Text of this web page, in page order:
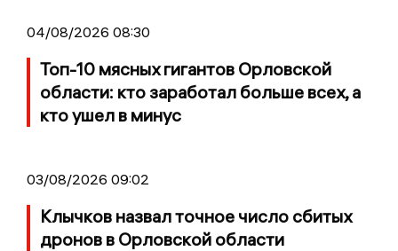
04/08/2026 08:30
Топ-10 мясных гигантов Орловской
области: кто заработал больше всех, а
кто ушел в минус
03/08/2026 09:02
Клычков назвал точное число сбитых
дронов в Орловской области